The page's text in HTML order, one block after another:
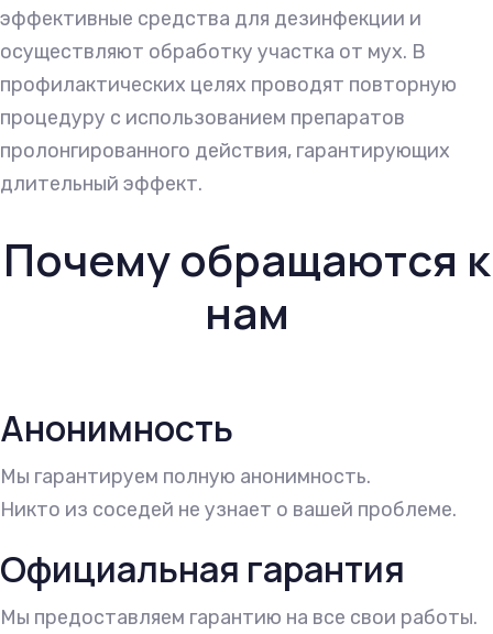
эффективные средства для дезинфекции и
осуществляют обработку участка от мух. В
профилактических целях проводят повторную
процедуру с использованием препаратов
пролонгированного действия, гарантирующих
длительный эффект.
Почему обращаются к
нам
Анонимность
Мы гарантируем полную анонимность.
Никто из соседей не узнает о вашей проблеме.
Официальная гарантия
Мы предоставляем гарантию на все свои работы.